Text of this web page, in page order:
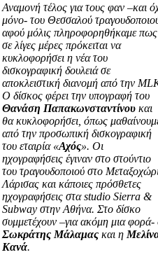
Αναμονή τέλος για τους φαν –και
μόνο- του Θεσσαλού
αφού μόλις πληροφορηθήκαμε πως
σε λίγες μέρες πρόκειται να
κυκλοφορήσει η νέα του
δισκογραφική δουλειά σε
αποκλειστική διανομή από την
Ο δίσκος φέρει την υπογραφή του
Θανάση Παπακωνσταντίνου και
θα κυκλοφορήσει, όπως
από την προσωπική δισκογραφική
του εταιρία «Αχός». Οι
ηχογραφήσεις έγιναν στο στούντιο
του τραγουδοποιού στο
Λάρισας και κάποιες πρόσθετες
ηχογραφήσεις στα studio Sierra &
Subway στην Αθήνα. Στο δίσκο
συμμετέχουν –για ακόμη μια φορά-
Σωκράτης Μάλαμας και η
Κανά.